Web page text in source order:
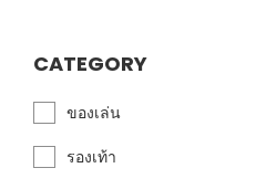
CATEGORY
ของเล่น
รองเท้า